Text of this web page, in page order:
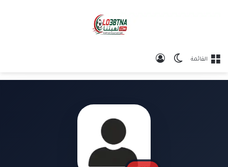
القائمة الوضع المظلم